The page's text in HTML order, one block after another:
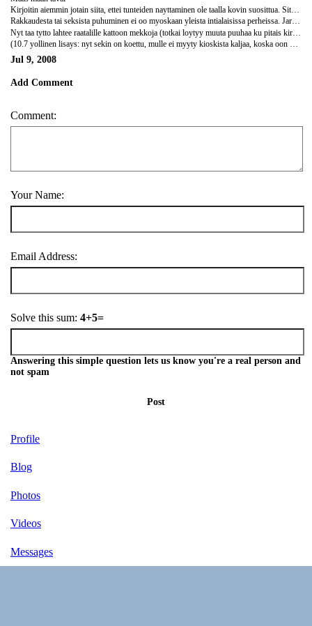
Kirjoitin aiemmin jotain siita, ettei tunteiden nayttaminen ole taalla kovin suosittua. Sita ei siis pahemmin nae tyton ja pojan valilla, saman sukupuolen kylla. Miesystavysten tai naisystavysten valinen koskettelu kuuluu kuvioon, ja siina ei siis ole homoerotiikkaa mukana. Tai mista maa tiedan vaik oliski ;)... Erityisesti nuoret miehet pitavat usein toisiaan kadesta tai kaulailevat hengaillessaan ja jutellessaan.
Rakkaudesta tai seksista puhuminen ei oo myoskaan yleista intialaisissa perheissa. Jarjestetyt avioliitot on tosi yleisia ja pariskuntien pitaa usein 'oppia' rakastamaan toisiaan (joskus tulevan kumppanin kun tapaa ekaa kertaa omana haapaivanaan). Myos rakkausliittoja on, voi itse valita kumppanin ja jos perhe sen hyvaksyy niin upee juttu. Oman sedan kanssa naimisiin meno on kans melko yleista, ja se on aiheuttanu jongin verran keskustelua meidan porukassa. Kai pohjalla on kaytannolliset syyt, sedan on tytto tuntenut pienesta pitaen ja tilukset ja omaisuus pysyvat saman perheen sisalla... Ne intialaiset naiset, joiden oon kuullu puhuvan aiheesta ovat olleet sita mielta, etta nama (jarjestetyt avioliitot ja sedan kanssa naimisiin meno) ovat niin vahvasti intialaiseen kulttuuriin ja perinteeseen kuuluvia juttuja, etteivat he kyseenalaistaisi niita. Hmm...
Jul 9, 2008
Add Comment
Comment:
Your Name:
Email Address:
Solve this sum: 4+5=
Answering this simple question lets us know you're a real person and
not spam
Post
Profile
Blog
Photos
Videos
Messages